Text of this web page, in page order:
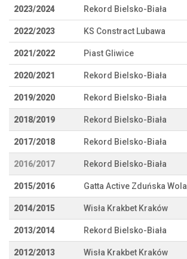
2023/2024 Rekord Bielsko-Biała
2022/2023 KS Constract Lubawa
2021/2022 Piast Gliwice
2020/2021 Rekord Bielsko-Biała
2019/2020 Rekord Bielsko-Biała
2018/2019 Rekord Bielsko-Biała
2017/2018 Rekord Bielsko-Biała
2016/2017 Rekord Bielsko-Biała
2015/2016 Gatta Active Zduńska Wola
2014/2015 Wisła Krakbet Kraków
2013/2014 Rekord Bielsko-Biała
2012/2013 Wisła Krakbet Kraków